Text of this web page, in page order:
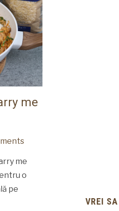
me
me
o
pe
VREI